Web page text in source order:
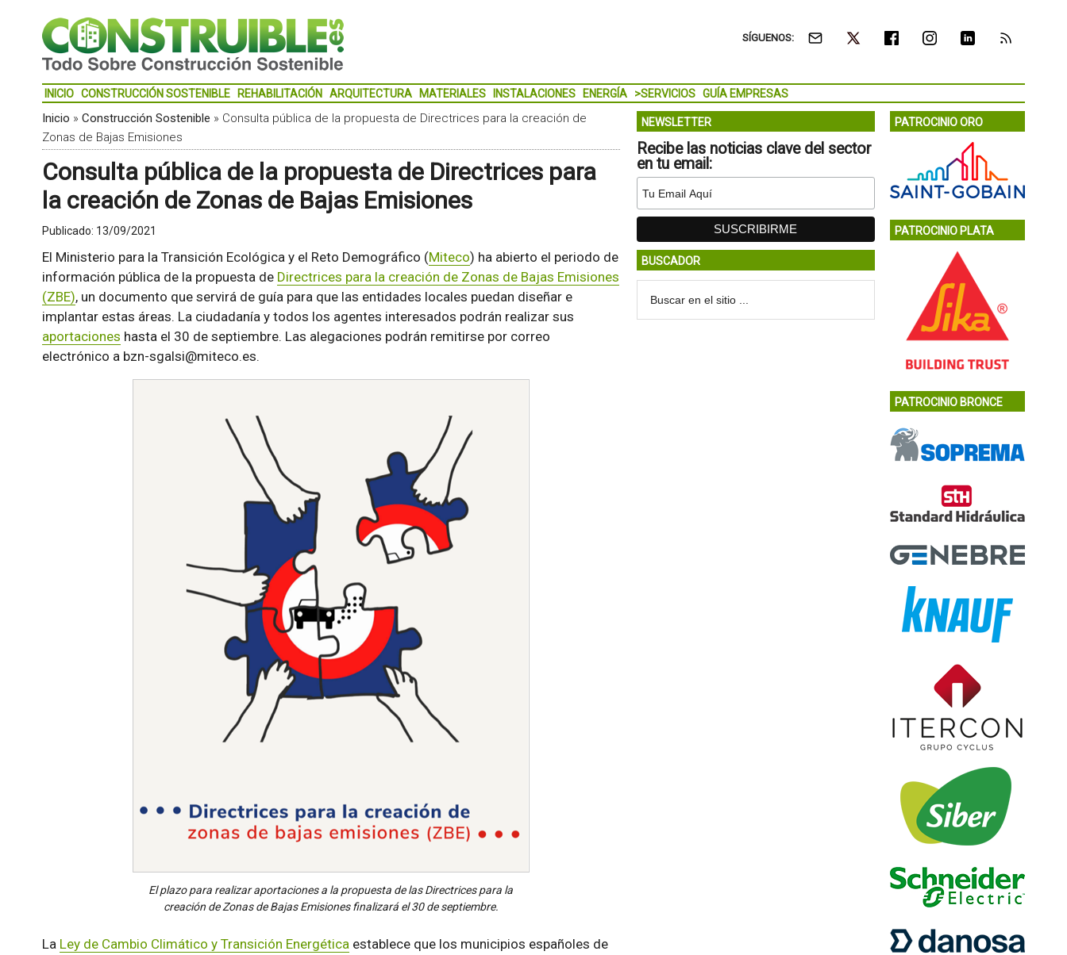
SÍGUENOS:
INICIO CONSTRUCCIÓN SOSTENIBLE REHABILITACIÓN ARQUITECTURA MATERIALES INSTALACIONES ENERGÍA >SERVICIOS GUÍA EMPRESAS
Inicio » Construcción Sostenible » Consulta pública de la propuesta de Directrices para la creación de
Zonas de Bajas Emisiones
Consulta pública de la propuesta de Directrices para
la creación de Zonas de Bajas Emisiones
Publicado: 13/09/2021
El Ministerio para la Transición Ecológica y el Reto Demográfico (Miteco) ha abierto el periodo de
información pública de la propuesta de Directrices para la creación de Zonas de Bajas Emisiones
(ZBE), un documento que servirá de guía para que las entidades locales puedan diseñar e
implantar estas áreas. La ciudadanía y todos los agentes interesados podrán realizar sus
aportaciones hasta el 30 de septiembre. Las alegaciones podrán remitirse por correo
electrónico a bzn-sgalsi@miteco.es.
El plazo para realizar aportaciones a la propuesta de las Directrices para la
creación de Zonas de Bajas Emisiones finalizará el 30 de septiembre.
La Ley de Cambio Climático y Transición Energéticaestablece que los municipios españoles de
NEWSLETTER
Recibe las noticias clave del sector
en tu email:
BUSCADOR
PATROCINIO ORO
PATROCINIO PLATA
PATROCINIO BRONCE